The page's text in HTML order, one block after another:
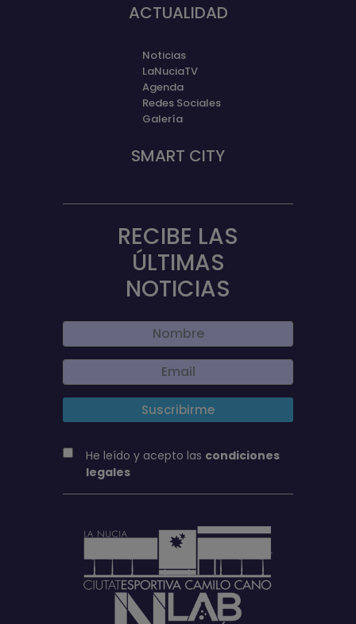
ACTUALIDAD
Noticias
LaNuciaTV
Agenda
Redes Sociales
Galería
SMART CITY
RECIBE LAS
ÚLTIMAS
NOTICIAS
He leído y acepto las condiciones
legales